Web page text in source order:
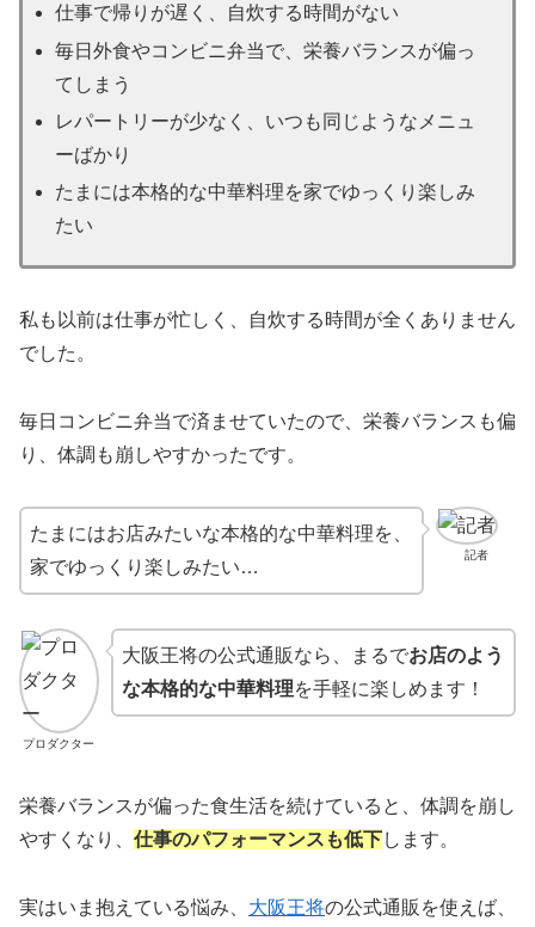
仕事で帰りが遅く、自炊する時間がない
毎日外食やコンビニ弁当で、栄養バランスが偏っ
てしまう
レパートリーが少なく、いつも同じようなメニュ
ーばかり
たまには本格的な中華料理を家でゆっくり楽しみ
たい
私も以前は仕事が忙しく、自炊する時間が全くありません
でした。
毎日コンビニ弁当で済ませていたので、栄養バランスも偏
り、体調も崩しやすかったです。
記者
たまにはお店みたいな本格的な中華料理を、
家でゆっくり楽しみたい…
プロダクター
大阪王将の公式通販なら、まるでお店のよう
な本格的な中華料理を手軽に楽しめます！
栄養バランスが偏った食生活を続けていると、体調を崩し
やすくなり、 仕事のパフォーマンスも低下します。
実はいま抱えている悩み、 大阪王将の公式通販を使えば、